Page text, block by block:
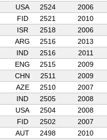
USA 2524
2006
FID 2521
2010
ISR 2518
2006
ARG 2516
2013
IND 2516
2011
ENG 2515
2009
CHN 2511
2009
AZE 2510
2007
IND 2505
2008
USA 2504
2008
FID 2502
2007
AUT 2498
2010